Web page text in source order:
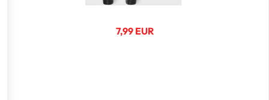
7,99 EUR